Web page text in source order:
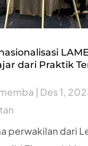
dari Praktik
| Des 1,
perwakilan dari